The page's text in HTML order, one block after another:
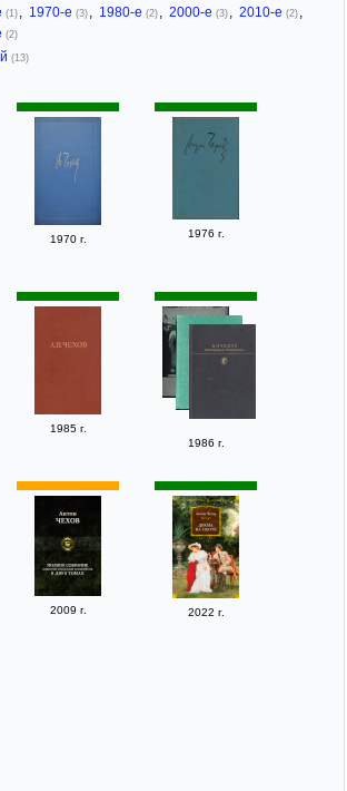
(1) 1970-е (3) 1980-е (2) 2000-е (3) 2010-е (2)
(2)
(13)
1970 г. 1976 г.
1985 г.
1986 г.
2009 г. 2022 г.